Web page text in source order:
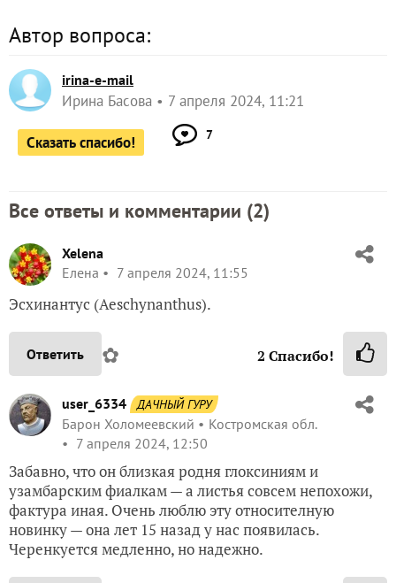
Автор вопроса:
irina-e-mail
Ирина Басова 7 апреля 2024, 11:21
Сказать спасибо! 7
Все ответы и комментарии (2)
Xelena
Елена
7 апреля 2024, 11:55
Эсхинантус (Aeschynanthus).
Ответить ✿ 2 Спасибо!
user_6334 ДАЧНЫЙ ГУРУ
Барон Холомеевский
Костромская обл.
7 апреля 2024, 12:50
Забавно, что он близкая родня глоксиниям и
узамбарским фиалкам — а листья совсем непохожи,
фактура иная. Очень люблю эту относителную
новинку — она лет 15 назад у нас появилась.
Черенкуется медленно, но надежно.